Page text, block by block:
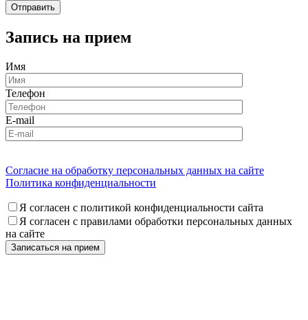
Запись на прием
Имя
Телефон
E-mail
Согласие на обработку персональных данных на сайте
Политика конфиденциальности
Я согласен с политикой конфиденциальности сайта
Я согласен с правилами обработки персональных данных
на сайте